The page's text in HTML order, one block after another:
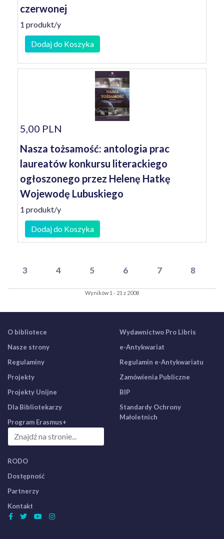
czerwonej
1 produkt/y
Dodaj do Koszyka
5,00 PLN
Nasza tożsamość: antologia prac
laureatów konkursu literackiego
ogłoszonego przez Helenę Hatkę
Wojewodę Lubuskiego
1 produkt/y
Dodaj do Koszyka
3 4 5 6 7 8
Wyników 1 - 21 z 2008
O bibliotece
Nasze strony
Regulaminy
Projekty
Projekty Unijne
Dla Bibliotekarzy
Program Erasmus+
Wydawnictwo Pro Libris
e-Antykwariat
Regulamin e-Antykwariatu
Zamówienia Publiczne
BIP
Standardy Ochrony
Małoletnich
RODO
Dostępność
Partnerzy
Kontakt